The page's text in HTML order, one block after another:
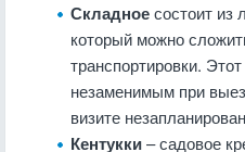
Складноесостоит из
который можно
транспортировки.
незаменимым при
визите
Кентукки– садовое